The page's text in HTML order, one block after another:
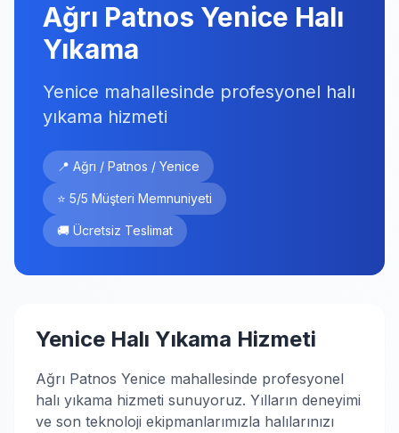
Ağrı Patnos Yenice Halı
Yıkama
Yenice mahallesinde profesyonel halı
yıkama hizmeti
📍 Ağrı / Patnos / Yenice
⭐ 5/5 Müşteri Memnuniyeti
🚚 Ücretsiz Teslimat
Yenice Halı Yıkama Hizmeti
Ağrı Patnos Yenice mahallesinde profesyonel
halı yıkama hizmeti sunuyoruz. Yılların deneyimi
ve son teknoloji ekipmanlarımızla halılarınızı